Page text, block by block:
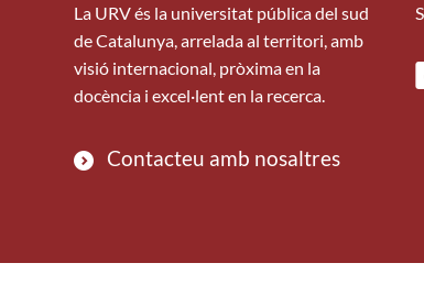
La URV és la universitat pública del sud
de Catalunya, arrelada al territori, amb
visió internacional, pròxima en la
docència i excel·lent en la recerca.
Contacteu amb nosaltres